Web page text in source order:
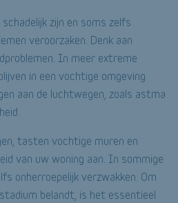
zijn en soms zelfs
veroorzaken. Denk aan
In meer extreme
in een vochtige omgeving
aan de luchtwegen, zoals astma
tasten vochtige muren en
van uw woning aan. In sommige
onherroepelijk verzwakken. Om
belandt, is het essentieel